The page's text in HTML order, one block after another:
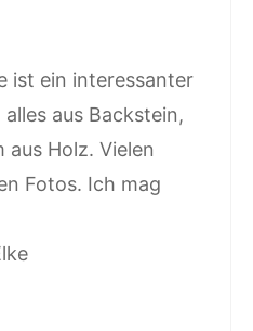
ist ein interessanter
aus Backstein,
aus Holz. Vielen
Fotos. Ich mag